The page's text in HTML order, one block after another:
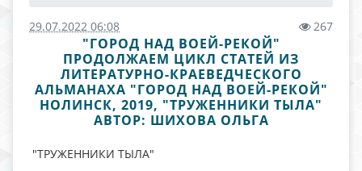
29.07.2022 06:08 267
"ГОРОД НАД ВОЕЙ-РЕКОЙ"
ПРОДОЛЖАЕМ ЦИКЛ СТАТЕЙ ИЗ
ЛИТЕРАТУРНО-КРАЕВЕДЧЕСКОГО
АЛЬМАНАХА "ГОРОД НАД ВОЕЙ-РЕКОЙ"
НОЛИНСК, 2019, "ТРУЖЕННИКИ ТЫЛА"
АВТОР: ШИХОВА ОЛЬГА
"ТРУЖЕННИКИ ТЫЛА"